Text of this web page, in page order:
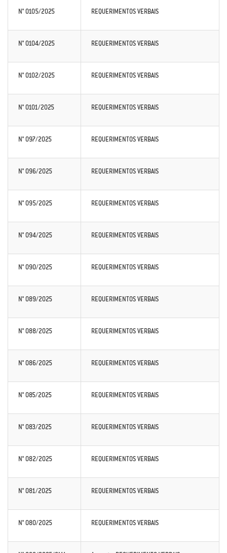
N° 0105/2025 REQUERIMENTOS VERBAIS
N° 0104/2025 REQUERIMENTOS VERBAIS
N° 0102/2025 REQUERIMENTOS VERBAIS
N° 0101/2025 REQUERIMENTOS VERBAIS
N° 097/2025 REQUERIMENTOS VERBAIS
N° 096/2025 REQUERIMENTOS VERBAIS
N° 095/2025 REQUERIMENTOS VERBAIS
N° 094/2025 REQUERIMENTOS VERBAIS
N° 090/2025 REQUERIMENTOS VERBAIS
N° 089/2025 REQUERIMENTOS VERBAIS
N° 088/2025 REQUERIMENTOS VERBAIS
N° 086/2025 REQUERIMENTOS VERBAIS
N° 085/2025 REQUERIMENTOS VERBAIS
N° 083/2025 REQUERIMENTOS VERBAIS
N° 082/2025 REQUERIMENTOS VERBAIS
N° 081/2025 REQUERIMENTOS VERBAIS
N° 080/2025 REQUERIMENTOS VERBAIS